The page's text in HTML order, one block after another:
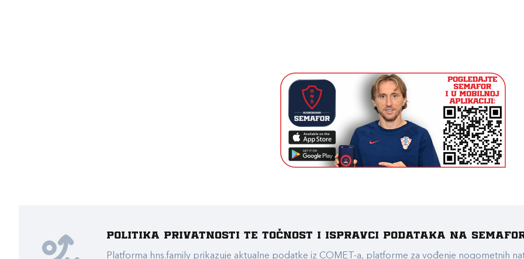
Politika privatnosti te točnost i ispravci podataka na
Platforma hns.family prikazuje aktualne podatke iz COMET-a, platforme za vođenje nogometnih